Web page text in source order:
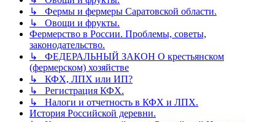
↳ Фермы и фермеры Саратовской области.
↳ Овощи и фрукты.
Фермерство в России. Проблемы, советы,
законодательство.
↳ ФЕДЕРАЛЬНЫЙ ЗАКОН О крестьянском
(фермерском) хозяйстве
↳ КФХ, ЛПХ или ИП?
↳ Регистрация КФХ.
↳ Налоги и отчетность в КФХ и ЛПХ.
История Российской деревни.